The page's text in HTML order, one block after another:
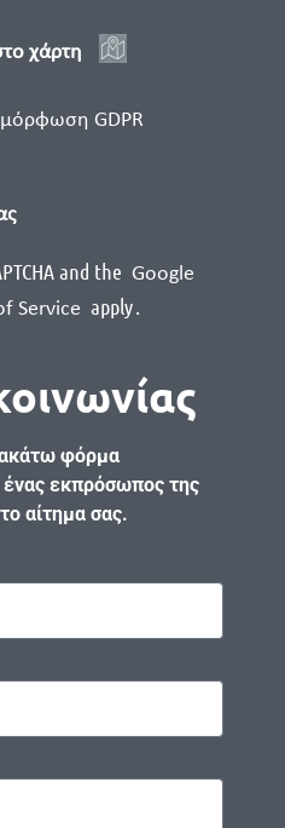
χάρτη
GDPR
and the Google
Service apply.
φόρμα
ένας εκπρόσωπος της
αίτημα σας.